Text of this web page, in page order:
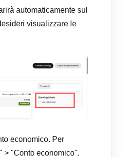
automaticamente sul
visualizzare le
economico. Per
> "Conto economico".